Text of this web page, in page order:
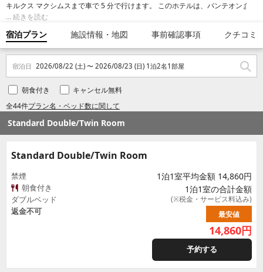
キルクス マクシムスまで車で 5 分で行けます。 このホテルは、パンテオンまで
4.6 km、スペイン階段まで 5.2 km の場所にあります。
続きを読む
宿泊プラン 施設情報・地図 事前確認事項 クチコミ
宿泊日 2026/08/22 (土) 〜 2026/08/23 (日) 1泊2名1部屋
全44件プラン名・ベッド数に関して
朝食付き キャンセル無料
Standard Double/Twin Room
Standard Double/Twin Room
禁煙
朝食付き
ダブルベッド
返金不可
1泊1室平均金額 14,860円
1泊1室の合計金額
(※税金・サービス料込み)
最安値
14,860円
予約する